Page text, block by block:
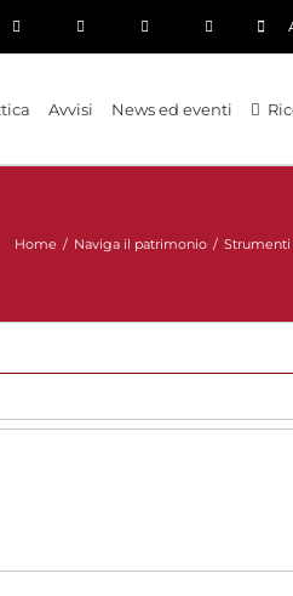
Avvisi News ed eventi
Home / Naviga il patrimonio / Strumenti